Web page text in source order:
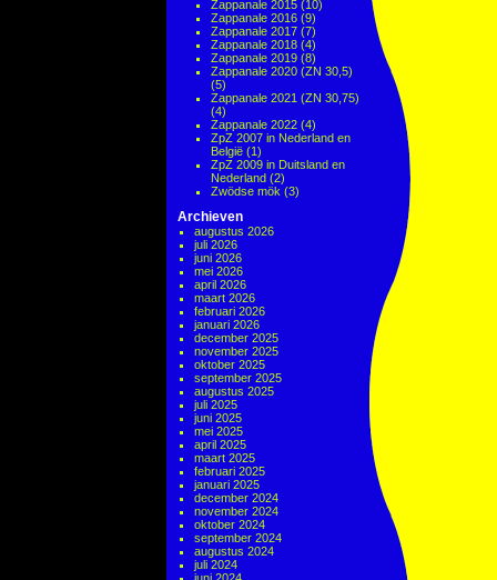
Zappanale 2015 (10)
Zappanale 2016 (9)
Zappanale 2017 (7)
Zappanale 2018 (4)
Zappanale 2019 (8)
Zappanale 2020 (ZN 30,5)
(5)
Zappanale 2021 (ZN 30,75)
(4)
Zappanale 2022 (4)
ZpZ 2007 in Nederland en
België (1)
ZpZ 2009 in Duitsland en
Nederland (2)
Zwödse mök (3)
Archieven
augustus 2026
juli 2026
juni 2026
mei 2026
april 2026
maart 2026
februari 2026
januari 2026
december 2025
november 2025
oktober 2025
september 2025
augustus 2025
juli 2025
juni 2025
mei 2025
april 2025
maart 2025
februari 2025
januari 2025
december 2024
november 2024
oktober 2024
september 2024
augustus 2024
juli 2024